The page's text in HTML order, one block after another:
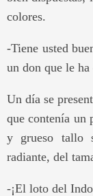
colores.
-Tiene usted
un don que le
Un día se
que contenía un
y grueso tallo
radiante, del
-¡El loto del